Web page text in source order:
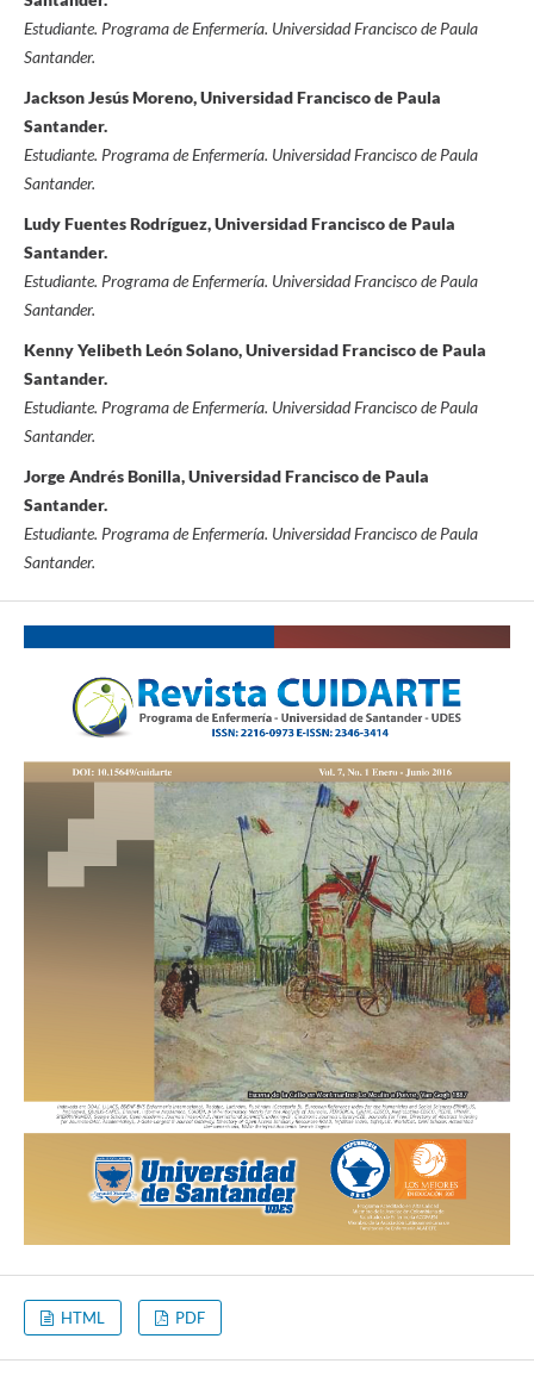
Estudiante. Programa de Enfermería. Universidad Francisco de Paula
Santander.
Jackson Jesús Moreno, Universidad Francisco de Paula
Santander.
Estudiante. Programa de Enfermería. Universidad Francisco de Paula
Santander.
Ludy Fuentes Rodríguez, Universidad Francisco de Paula
Santander.
Estudiante. Programa de Enfermería. Universidad Francisco de Paula
Santander.
Kenny Yelibeth León Solano, Universidad Francisco de Paula
Santander.
Estudiante. Programa de Enfermería. Universidad Francisco de Paula
Santander.
Jorge Andrés Bonilla, Universidad Francisco de Paula
Santander.
Estudiante. Programa de Enfermería. Universidad Francisco de Paula
Santander.
HTML PDF